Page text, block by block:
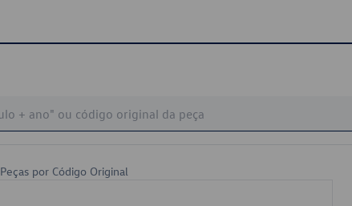
Peças por Código Original